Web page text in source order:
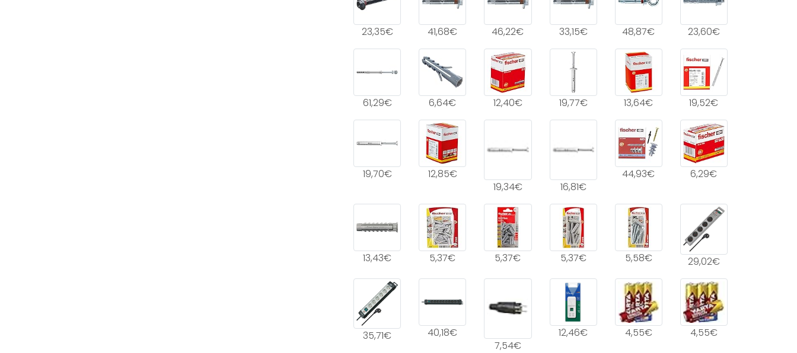
23,35€ 41,68€ 46,22€ 33,15€ 48,87€ 23,60€
61,29€ 6,64€ 12,40€ 19,77€ 13,64€ 19,52€
19,70€
12,85€
19,34€
16,81€
44,93€ 6,29€
13,43€ 5,37€ 5,37€ 5,37€ 5,58€ 29,02€
35,71€
40,18€
7,54€
12,46€ 4,55€ 4,55€